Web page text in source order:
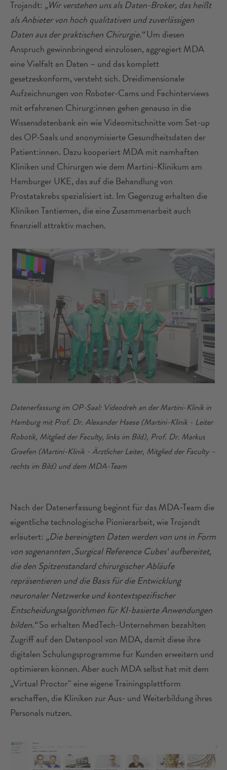
Trojandt: „Wir verstehen uns als Daten-Broker, das heißt
als Anbieter von hoch qualitativen und zuverlässigen
Daten aus der praktischen Chirurgie.“Um diesen
Anspruch gewinnbringend einzulösen, aggregiert MDA
eine Vielfalt an Daten – und das komplett
gesetzeskonform, versteht sich. Dreidimensionale
Aufzeichnungen von Roboter-Cams und Fachinterviews
mit erfahrenen Chirurg:innen gehen genauso in die
Wissensdatenbank ein wie Videomitschnitte vom Set-up
des OP-Saals und anonymisierte Gesundheitsdaten der
Patient:innen. Dazu kooperiert MDA mit namhaften
Kliniken und Chirurgen wie dem Martini-Klinikum am
Hamburger UKE, das auf die Behandlung von
Prostatakrebs spezialisiert ist. Im Gegenzug erhalten die
Kliniken Tantiemen, die eine Zusammenarbeit auch
finanziell attraktiv machen.
Datenerfassung im OP-Saal: Videodreh an der Martini-Klinik in
Hamburg mit Prof. Dr. Alexander Haese (Martini-Klinik - Leiter
Robotik, Mitglied der Faculty, links im Bild), Prof. Dr. Markus
Graefen (Martini-Klinik - Ärztlicher Leiter, Mitglied der Faculty –
rechts im Bild) und dem MDA-Team
Nach der Datenerfassung beginnt für das MDA-Team die
eigentliche technologische Pionierarbeit, wie Trojandt
erläutert: „Die bereinigten Daten werden von uns in Form
von sogenannten ‚Surgical Reference Cubes‘ aufbereitet,
die den Spitzenstandard chirurgischer Abläufe
repräsentieren und die Basis für die Entwicklung
neuronaler Netzwerke und kontextspezifischer
Entscheidungsalgorithmen für KI-basierte Anwendungen
bilden.“So erhalten MedTech-Unternehmen bezahlten
Zugriff auf den Datenpool von MDA, damit diese ihre
digitalen Schulungsprogramme für Kunden erweitern und
optimieren können. Aber auch MDA selbst hat mit dem
„Virtual Proctor“ eine eigene Trainingsplattform
erschaffen, die Kliniken zur Aus- und Weiterbildung ihres
Personals nutzen.